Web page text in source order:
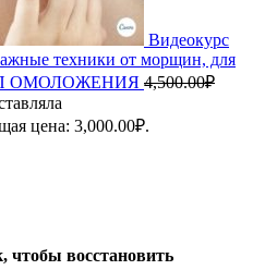
Видеокурс
техники от морщин, для
ОМОЛОЖЕНИЯ 4,500.00₽
цена: 3,000.00₽.
чтобы восстановить